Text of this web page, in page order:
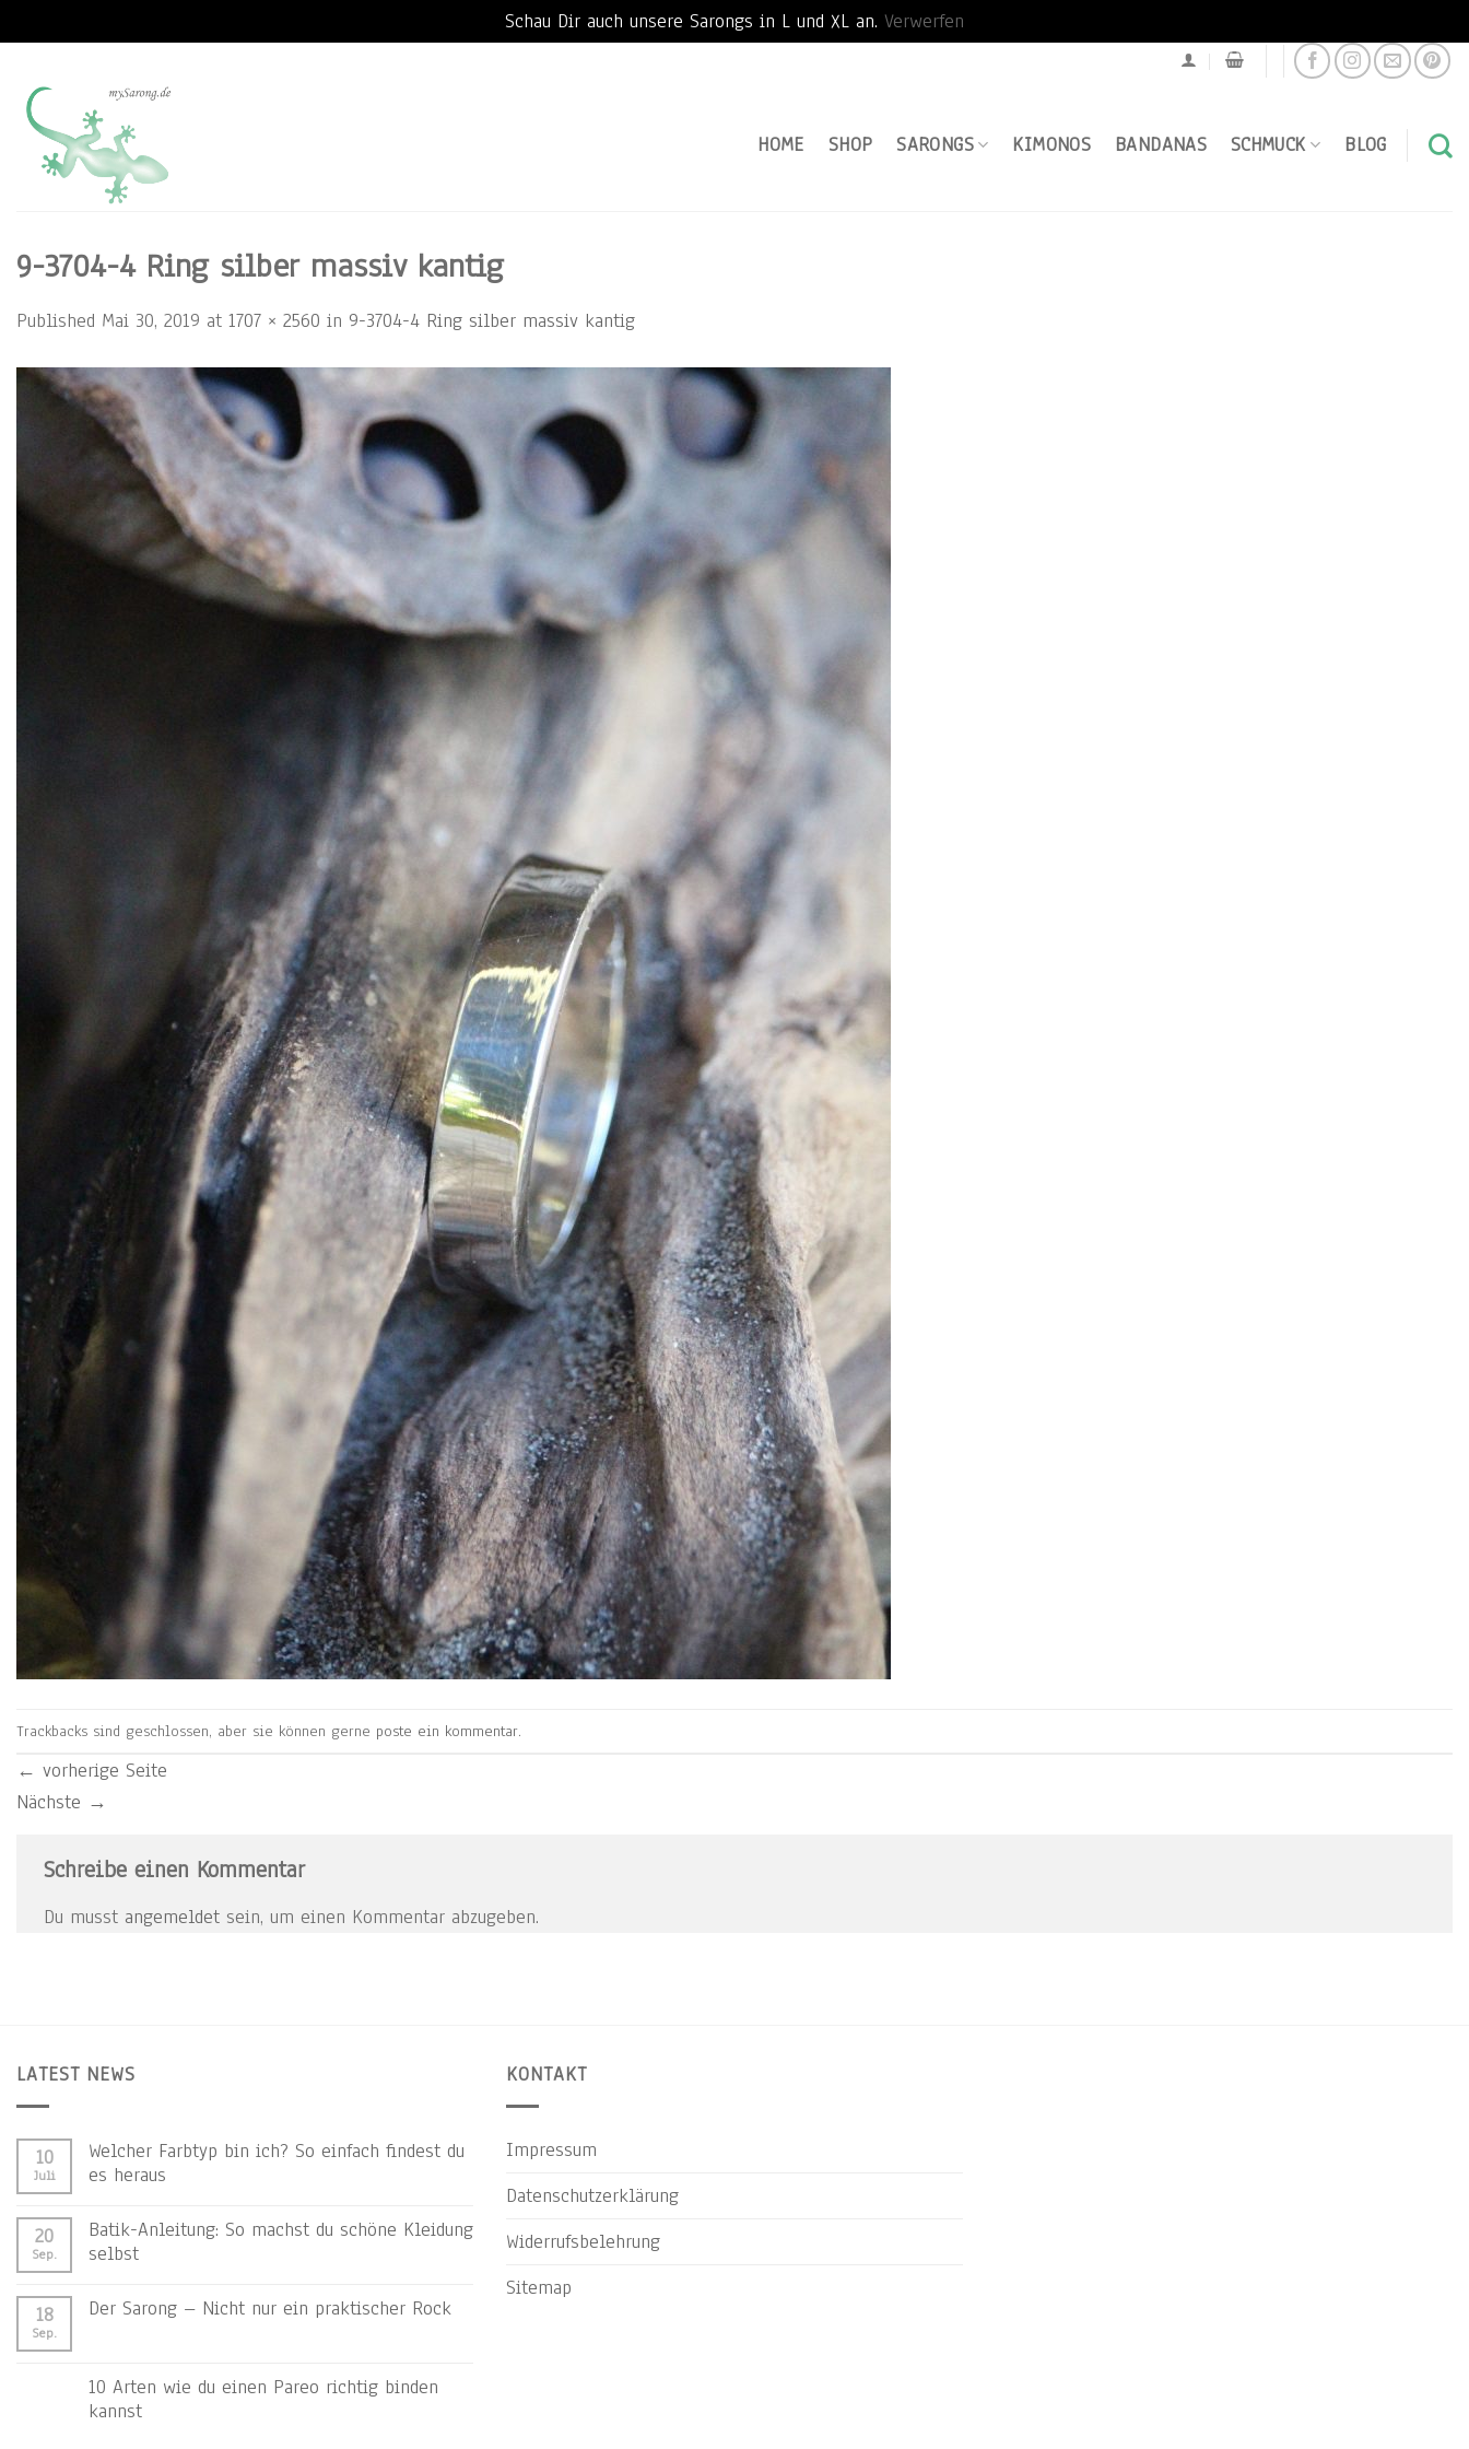
Schau Dir auch unsere Sarongs in L und XL an. Verwerfen
content
HOME
SHOP SARONGS KIMONOS BANDANAS SCHMUCK BLOG
9-3704-4 Ring silber massiv kantig
Published Mai 30, 2019 at 1707 × 2560 in 9-3704-4 Ring silber massiv kantig
Trackbacks sind geschlossen, aber sie können gerne poste ein kommentar.
← vorherige Seite
Nächste →
Schreibe einen Kommentar
Du musst angemeldet sein, um einen Kommentar abzugeben.
LATEST NEWS
10
Juli
Welcher Farbtyp bin ich? So einfach findest du
es heraus
20
Sep.
Batik-Anleitung: So machst du schöne Kleidung
selbst
18
Sep.
Der Sarong – Nicht nur ein praktischer Rock
10 Arten wie du einen Pareo richtig binden
kannst
KONTAKT
Impressum
Datenschutzerklärung
Widerrufsbelehrung
Sitemap